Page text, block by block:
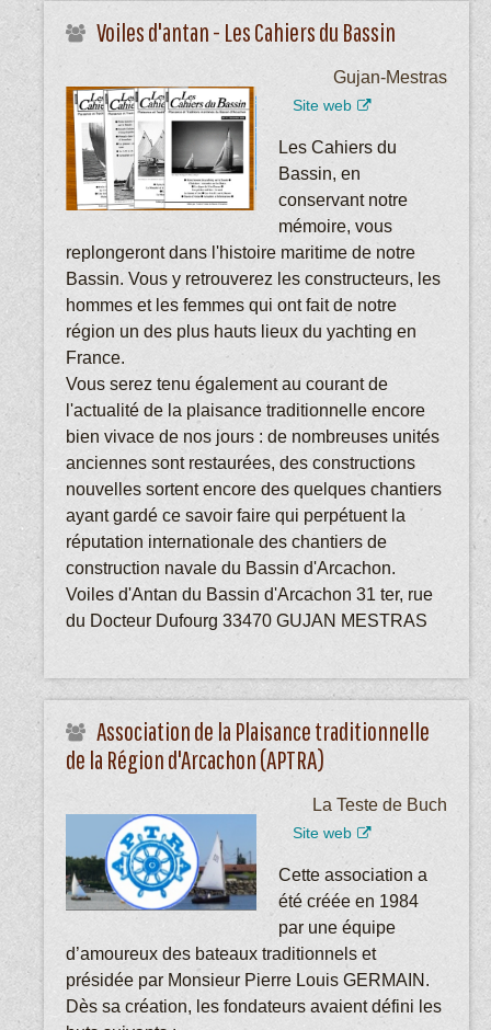
Voiles d'antan - Les Cahiers du Bassin
Gujan-Mestras
Site web
Les Cahiers du
Bassin, en
conservant notre
mémoire, vous
replongeront dans l'histoire maritime de notre
Bassin. Vous y retrouverez les constructeurs, les
hommes et les femmes qui ont fait de notre
région un des plus hauts lieux du yachting en
France.
Vous serez tenu également au courant de
l'actualité de la plaisance traditionnelle encore
bien vivace de nos jours : de nombreuses unités
anciennes sont restaurées, des constructions
nouvelles sortent encore des quelques chantiers
ayant gardé ce savoir faire qui perpétuent la
réputation internationale des chantiers de
construction navale du Bassin d'Arcachon.
Voiles d'Antan du Bassin d'Arcachon 31 ter, rue
du Docteur Dufourg 33470 GUJAN MESTRAS
Association de la Plaisance traditionnelle
de la Région d'Arcachon (APTRA)
La Teste de Buch
Site web
Cette association a
été créée en 1984
par une équipe
d’amoureux des bateaux traditionnels et
présidée par Monsieur Pierre Louis GERMAIN.
Dès sa création, les fondateurs avaient défini les